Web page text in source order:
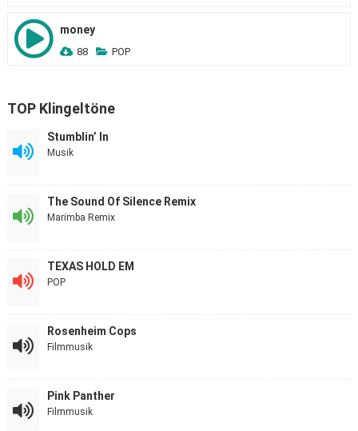
money
88 POP
TOP Klingeltöne
Stumblin’ In
Musik
The Sound Of Silence Remix
Marimba Remix
TEXAS HOLD EM
POP
Rosenheim Cops
Filmmusik
Pink Panther
Filmmusik